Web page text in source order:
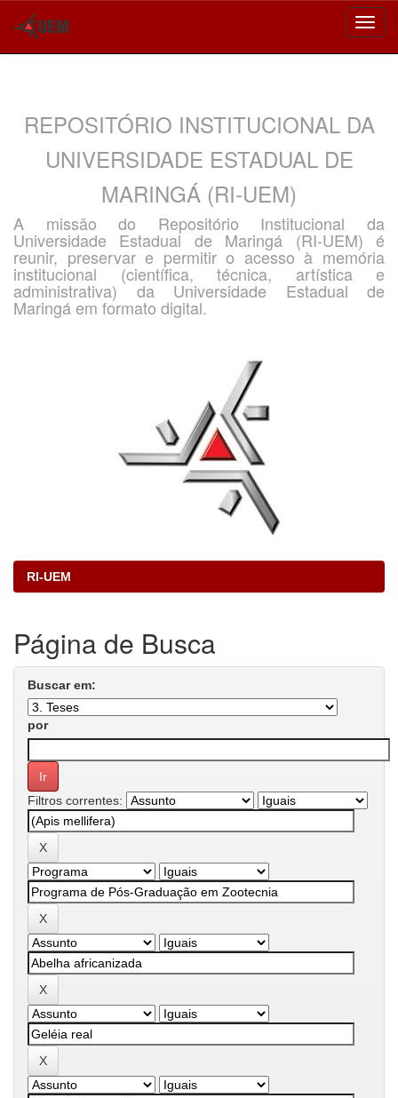
REPOSITÓRIO INSTITUCIONAL DA
UNIVERSIDADE ESTADUAL DE
MARINGÁ (RI-UEM)
A missão do Repositório Institucional da
Universidade Estadual de Maringá (RI-UEM) é
reunir, preservar e permitir o acesso à memória
institucional (científica, técnica, artística e
administrativa) da Universidade Estadual de
Maringá em formato digital.
RI-UEM
Página de Busca
Buscar em:
por
Filtros correntes: